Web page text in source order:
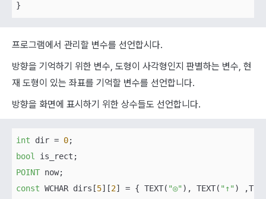
}
프로그램에서 관리할 변수를 선언합시다.
방향을 기억하기 위한 변수, 도형이 사각형인지 판별하는 변수, 현
재 도형이 있는 좌표를 기억할 변수를 선언합니다.
방향을 화면에 표시하기 위한 상수들도 선언합니다.
int dir = 0
bool
POINT
const WCHAR dirs[5][2] = { TEXT( "◎" ), TEXT( "↑" )